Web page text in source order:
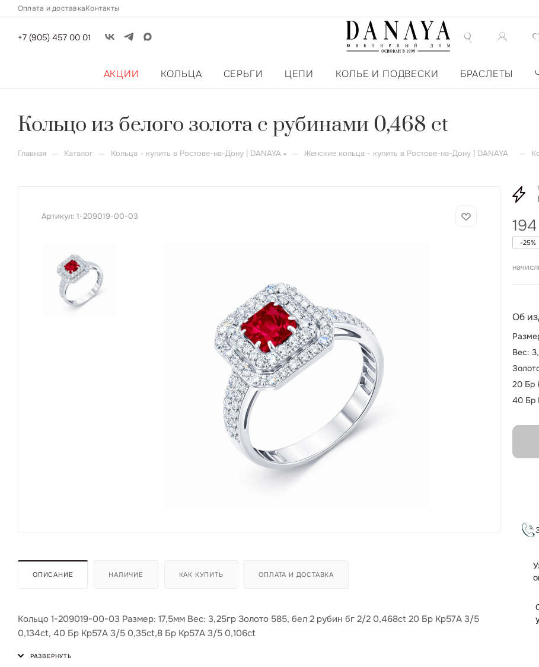
Оплата и доставкаКонтакты
+7 (905) 457 00 01
АКЦИИ КОЛЬЦА СЕРЬГИ ЦЕПИ КОЛЬЕ И ПОДВЕСКИ БРАСЛЕТЫ
Кольцо из белого золота с рубинами 0,468 ct
Главная — Каталог — Кольца - купить в Ростове-на-Дону | DANAYA — Женские кольца - купить в Ростове-на-Дону | DANAYA —
Артикул: 1-209019-00-03
ОПИСАНИЕ НАЛИЧИЕ КАК КУПИТЬ ОПЛАТА И ДОСТАВКА
Кольцо 1-209019-00-03 Размер: 17,5мм Вес: 3,25гр Золото 585, бел 2 рубин бг 2/2 0,468ct 20 Бр Кр57А 3/5
0,134ct, 40 Бр Кр57А 3/5 0,35ct,8 Бр Кр57А 3/5 0,106ct
-25%
Об
Вес:
20 Бр
40 Бр